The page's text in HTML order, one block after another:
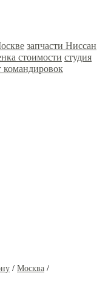
запчасти Ниссан
стоимости студия
командировок
/ Москва /